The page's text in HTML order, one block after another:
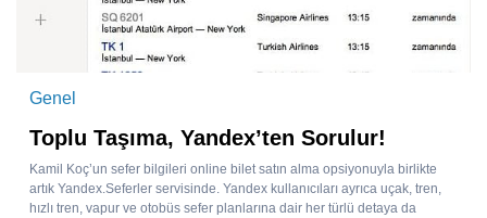
Genel
Toplu Taşıma, Yandex’ten Sorulur!
Kamil Koç’un sefer bilgileri online bilet satın alma opsiyonuyla birlikte
artık Yandex.Seferler servisinde. Yandex kullanıcıları ayrıca uçak, tren,
hızlı tren, vapur ve otobüs sefer planlarına dair her türlü detaya da